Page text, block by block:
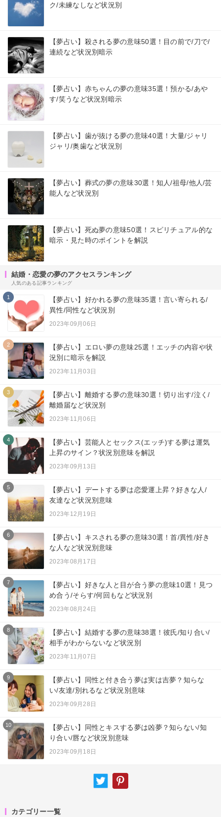
ク/未練なしなど状況別
【夢占い】殺される夢の意味50選！目の前で/刀で/
連続など状況別暗示
【夢占い】赤ちゃんの夢の意味35選！預かる/あや
す/笑うなど状況別暗示
【夢占い】歯が抜ける夢の意味40選！大量/ジャリ
ジャリ/奥歯など状況別
【夢占い】葬式の夢の意味30選！知人/祖母/他人/芸
能人など状況別
【夢占い】死ぬ夢の意味50選！スピリチュアル的な
暗示・見た時のポイントを解説
結婚・恋愛の夢のアクセスランキング
人気のある記事ランキング
1
【夢占い】好かれる夢の意味35選！言い寄られる/
異性/同性など状況別
2023年09月06日
2
【夢占い】エロい夢の意味25選！エッチの内容や状
況別に暗示を解説
2023年11月03日
3
【夢占い】離婚する夢の意味30選！切り出す/泣く/
離婚届など状況別
2023年11月06日
4
【夢占い】芸能人とセックス(エッチ)する夢は運気
上昇のサイン？状況別意味を解説
2023年09月13日
5
【夢占い】デートする夢は恋愛運上昇？好きな人/
友達など状況別意味
2023年12月19日
6
【夢占い】キスされる夢の意味30選！首/異性/好き
な人など状況別意味
2023年08月17日
7
【夢占い】好きな人と目が合う夢の意味10選！見つ
め合う/そらす/何回もなど状況別
2023年08月24日
8
【夢占い】結婚する夢の意味38選！彼氏/知り合い/
相手がわからないなど状況別
2023年11月07日
9
【夢占い】同性と付き合う夢は実は吉夢？知らな
い/友達/別れるなど状況別意味
2023年09月28日
10
【夢占い】同性とキスする夢は凶夢？知らない/知
り合い/唇など状況別意味
2023年09月18日
カテゴリー一覧